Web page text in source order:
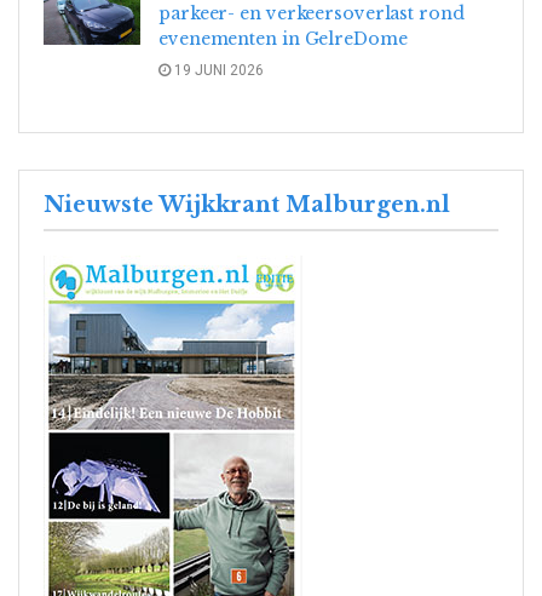
parkeer- en verkeersoverlast rond
evenementen in GelreDome
19 JUNI 2026
Nieuwste Wijkkrant Malburgen.nl